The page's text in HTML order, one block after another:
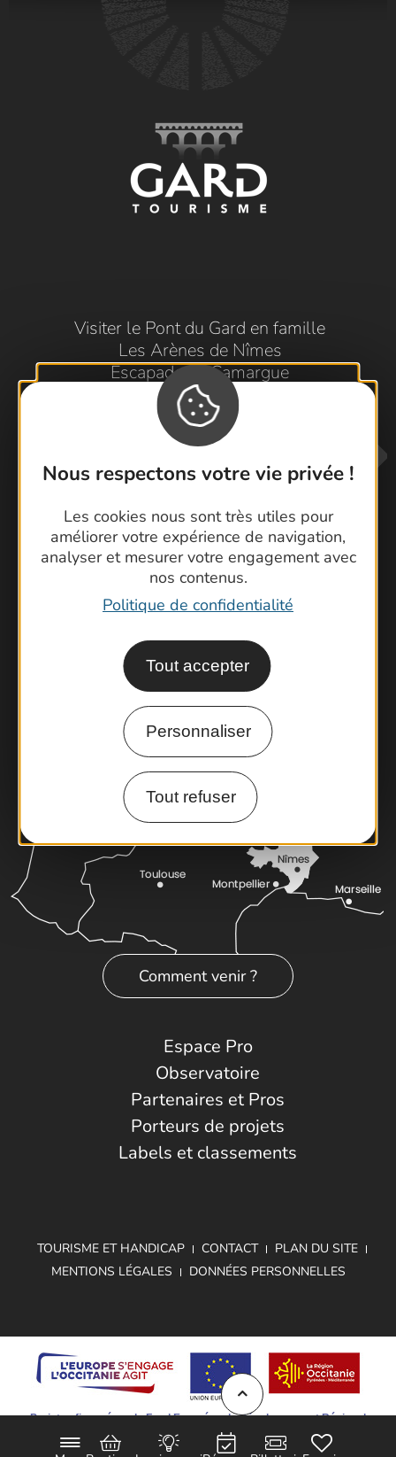
Nous respectons votre vie privée !
Les cookies nous sont très utiles pour
améliorer votre expérience de navigation,
analyser et mesurer votre engagement avec
nos contenus.
Politique de confidentialité
Tout accepter
Personnaliser
Tout refuser
Visiter le Pont du Gard en famille
Les Arènes de Nîmes
Escapade en Camargue
Randonnée en Cévennes
Contactez-nous !
Foire aux questions
Cartoguides et Topoguides
Latitude Gard
Comment venir ?
Espace Pro
Observatoire
Partenaires et Pros
Porteurs de projets
Labels et classements
TOURISME ET HANDICAP CONTACT
PLAN DU SITE
MENTIONS LÉGALES
DONNÉES PERSONNELLES
Projet cofinancé par le Fond Européen de Développement Régional